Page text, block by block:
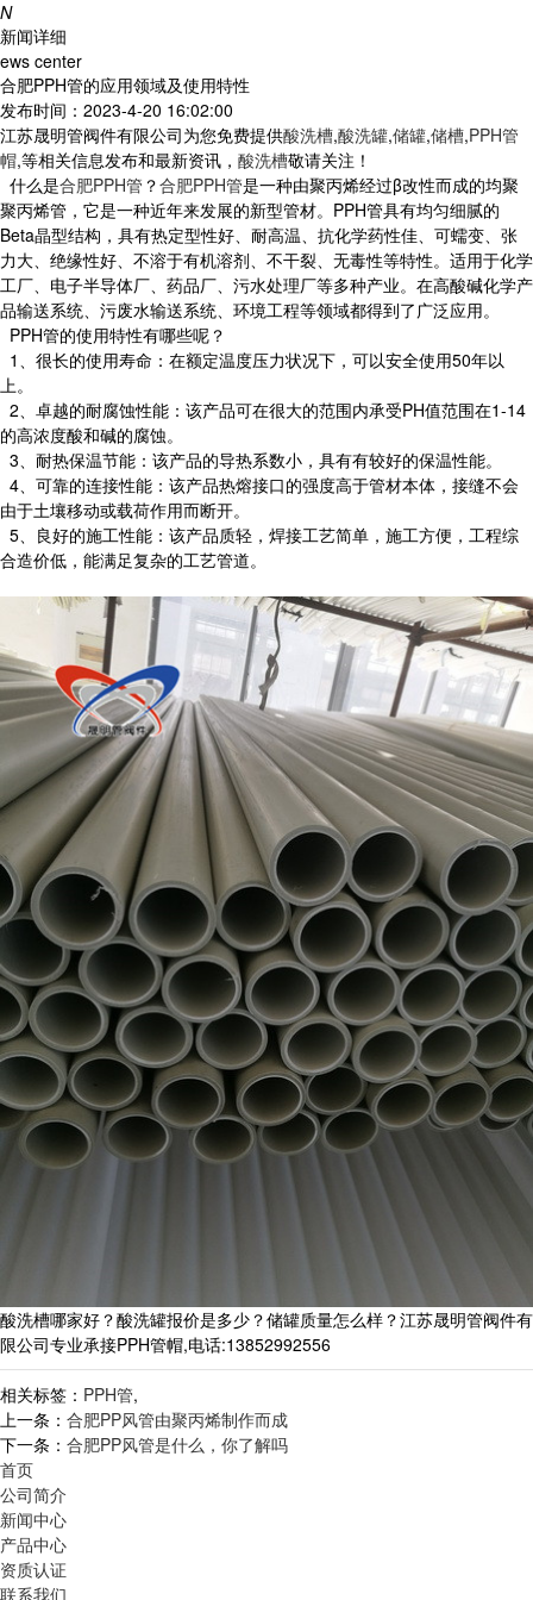
N
新闻详细
ews center
合肥PPH管的应用领域及使用特性
发布时间：2023-4-20 16:02:00
江苏晟明管阀件有限公司为您免费提供酸洗槽,酸洗罐,储罐,储槽,PPH管
帽,等相关信息发布和最新资讯， 酸洗槽敬请关注！
什么是合肥PPH管 ？合肥PPH管是一种由聚丙烯经过β改性而成的均聚
聚丙烯管，它是一种近年来发展的新型管材。PPH管具有均匀细腻的
Beta晶型结构，具有热定型性好、耐高温、抗化学药性佳、可蠕变、张
力大、绝缘性好、不溶于有机溶剂、不干裂、无毒性等特性。适用于化学
工厂、电子半导体厂、药品厂、污水处理厂等多种产业。在高酸碱化学产
品输送系统、污废水输送系统、环境工程等领域都得到了广泛应用。
PPH管的使用特性有哪些呢？
1、很长的使用寿命：在额定温度压力状况下，可以安全使用50年以
上。
2、卓越的耐腐蚀性能：该产品可在很大的范围内承受PH值范围在1-14
的高浓度酸和碱的腐蚀。
3、耐热保温节能：该产品的导热系数小，具有有较好的保温性能。
4、可靠的连接性能：该产品热熔接口的强度高于管材本体，接缝不会
由于土壤移动或载荷作用而断开。
5、良好的施工性能：该产品质轻，焊接工艺简单，施工方便，工程综
合造价低，能满足复杂的工艺管道。
酸洗槽哪家好？酸洗罐报价是多少？储罐质量怎么样？江苏晟明管阀件有
限公司专业承接PPH管帽,电话:13852992556
相关标签： PPH管,
上一条： 合肥PP风管由聚丙烯制作而成
下一条： 合肥PP风管是什么，你了解吗
首页
公司简介
新闻中心
产品中心
资质认证
联系我们